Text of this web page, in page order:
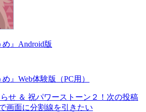
め』Android版
』Web体験版（PC用）
せ ＆ 祝パワーストーン２！ 次の投稿
画面に分割線を引きたい